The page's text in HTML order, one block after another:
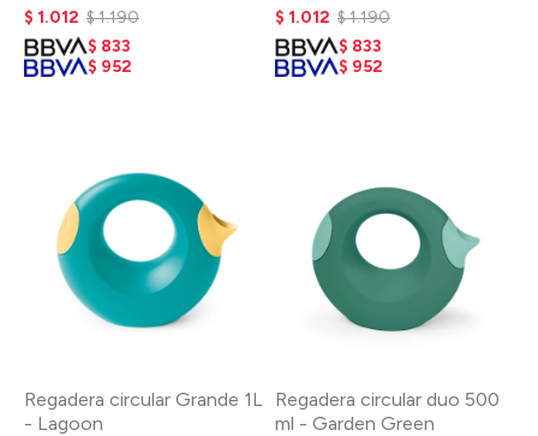
$ 1.012 $1.190
$ 833
$ 952
$ 1.012 $1.190
$ 833
$ 952
Regadera circular Grande 1L
- Lagoon
Regadera circular duo 500
ml - Garden Green